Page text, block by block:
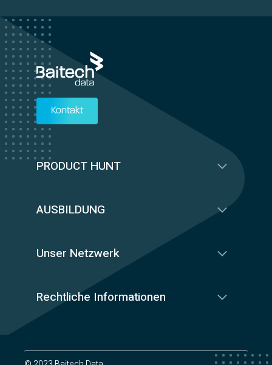
Kontakt
PRODUCT HUNT
AUSBILDUNG
Unser Netzwerk
Rechtliche Informationen